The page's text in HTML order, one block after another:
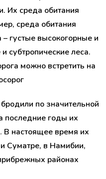
Их среда обитания
среда обитания
– густые высокогорные и
субтропические леса.
можно встретить на
по значительной
последние годы их
В настоящее время их
Суматре, в Намибии,
районах